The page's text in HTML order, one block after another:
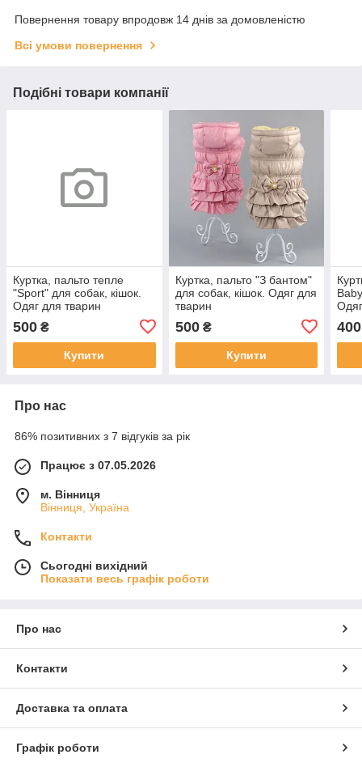
Повернення товару впродовж 14 днів за домовленістю
Всі умови повернення
Подібні товари компанії
Куртка, пальто тепле
"Sport" для собак, кішок.
Одяг для тварин
500 ₴
Купити
Куртка, пальто "З бантом"
для собак, кішок. Одяг для
тварин
500₴
Купити
400
Про нас
86% позитивних з 7 відгуків за рік
Працює з 07.05.2026
м. Вінниця
Вінниця, Україна
Контакти
Сьогодні вихідний
Показати весь графік роботи
Про нас
Контакти
Доставка та оплата
Графік роботи